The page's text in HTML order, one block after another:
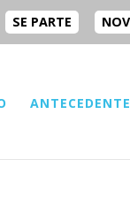
SE PARTE